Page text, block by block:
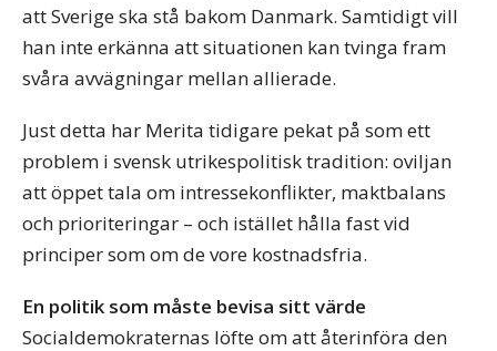
att Sverige ska stå bakom Danmark. Samtidigt vill
han inte erkänna att situationen kan tvinga fram
svåra avvägningar mellan allierade.
Just detta har Merita tidigare pekat på som ett
problem i svensk utrikespolitisk tradition: oviljan
att öppet tala om intressekonflikter, maktbalans
och prioriteringar – och istället hålla fast vid
principer som om de vore kostnadsfria.
En politik som måste bevisa sitt värde
Socialdemokraternas löfte om att återinföra den